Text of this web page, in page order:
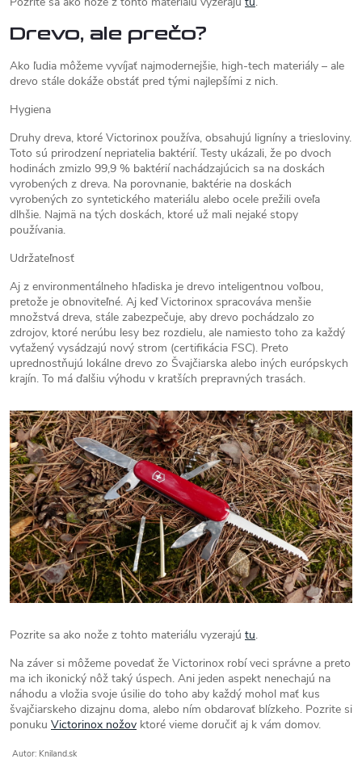
Drevo, ale prečo?
Ako ľudia môžeme vyvíjať najmodernejšie, high-tech materiály – ale
drevo stále dokáže obstáť pred tými najlepšími z nich.
Hygiena
Druhy dreva, ktoré Victorinox používa, obsahujú ligníny a triesloviny.
Toto sú prirodzení nepriatelia baktérií. Testy ukázali, že po dvoch
hodinách zmizlo 99,9 % baktérií nachádzajúcich sa na doskách
vyrobených z dreva. Na porovnanie, baktérie na doskách
vyrobených zo syntetického materiálu alebo ocele prežili oveľa
dlhšie. Najmä na tých doskách, ktoré už mali nejaké stopy
používania.
Udržateľnosť
Aj z environmentálneho hľadiska je drevo inteligentnou voľbou,
pretože je obnoviteľné. Aj keď Victorinox spracováva menšie
množstvá dreva, stále zabezpečuje, aby drevo pochádzalo zo
zdrojov, ktoré nerúbu lesy bez rozdielu, ale namiesto toho za každý
vyťažený vysádzajú nový strom (certifikácia FSC). Preto
uprednostňujú lokálne drevo zo Švajčiarska alebo iných európskych
krajín. To má ďalšiu výhodu v kratších prepravných trasách.
Pozrite sa ako nože z tohto materiálu vyzerajú tu.
Na záver si môžeme povedať že Victorinox robí veci správne a preto
ma ich ikonický nôž taký úspech. Ani jeden aspekt nenechajú na
náhodu a vložia svoje úsilie do toho aby každý mohol mať kus
švajčiarskeho dizajnu doma, alebo ním obdarovať blízkeho. Pozrite si
ponuku Victorinox nožov ktoré vieme doručiť aj k vám domov.
Autor: Kniland.sk